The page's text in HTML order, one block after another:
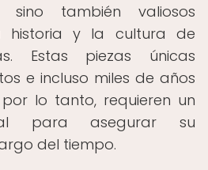
también valiosos
historia y la cultura de
Estas piezas únicas
e incluso miles de años
lo tanto, requieren un
para asegurar su
del tiempo.